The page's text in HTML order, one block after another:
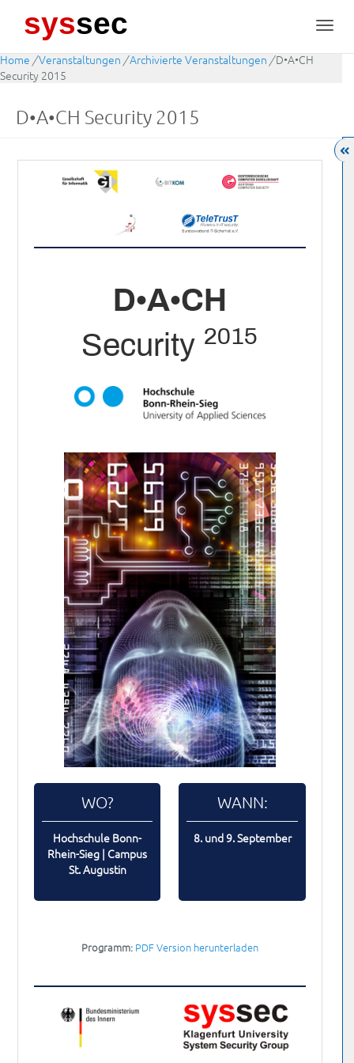
syssec
Home /Veranstaltungen /Archivierte Veranstaltungen / D•A•CH
Security 2015
D•A•CH Security 2015
D•A•CH
Security 2015
WO?
Hochschule Bonn-
Rhein-Sieg | Campus
St. Augustin
WANN:
8. und 9. September
Programm: PDF Version herunterladen